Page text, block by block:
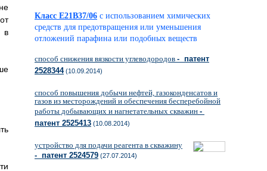
в
Класс E21B37/06 с использованием химических
средств для предотвращения или уменьшения
отложений парафина или подобных веществ
способ снижения вязкости углеводородов - патент
2528344(10.09.2014)
способ повышения добычи нефтей, газоконденсатов и
газов из месторождений и обеспечения бесперебойной
работы добывающих и нагнетательных скважин -
патент 2525413 (10.08.2014)
устройство для подачи реагента в скважину
- патент 2524579 (27.07.2014)